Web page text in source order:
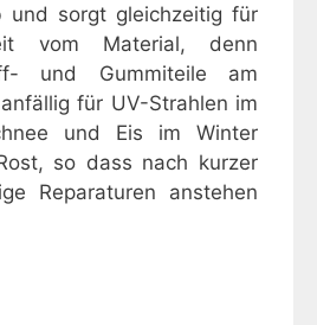
und sorgt gleichzeitig für
vom Material, denn
und Gummiteile am
für UV-Strahlen im
und Eis im Winter
so dass nach kurzer
Reparaturen anstehen